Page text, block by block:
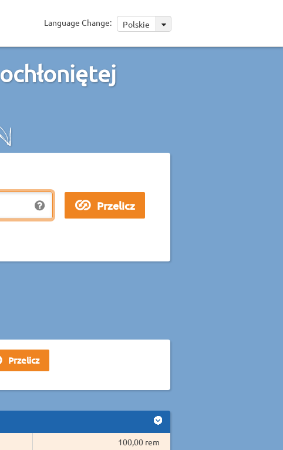
Language Change: Polskie
100,00 rem